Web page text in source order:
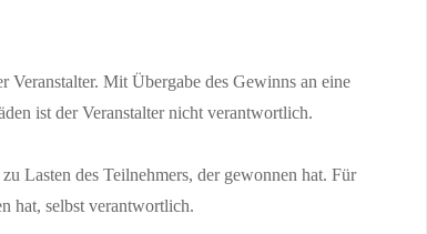
Mit Übergabe des Gewinns an eine
ist der Veranstalter nicht verantwortlich.
Lasten des Teilnehmers, der gewonnen hat. Für
hat, selbst verantwortlich.